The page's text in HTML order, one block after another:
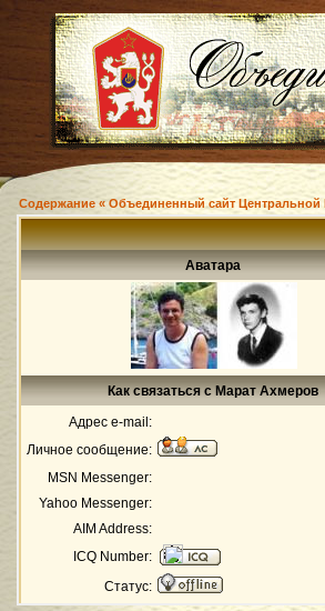
Содержание « Объединенный сайт Центральной
Аватара
Как связаться с Марат Ахмеров
Адрес e-mail:
Личное сообщение:
MSN Messenger:
Yahoo Messenger:
AIM Address:
ICQ Number:
Статус: